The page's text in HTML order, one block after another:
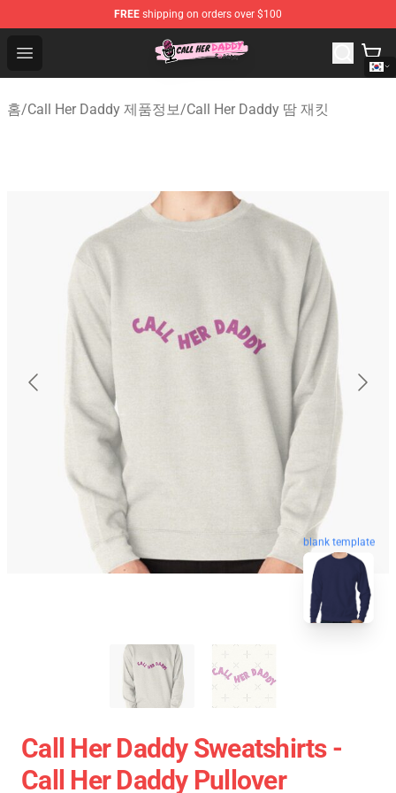
FREE shipping on orders over $100
Open menu
Call Her Daddy Store - Official Call Her Daddy
홈/Call Her Daddy 제품정보/Call Her Daddy 땀 재킷
blank template
Call Her Daddy Sweatshirts -
Call Her Daddy Pullover